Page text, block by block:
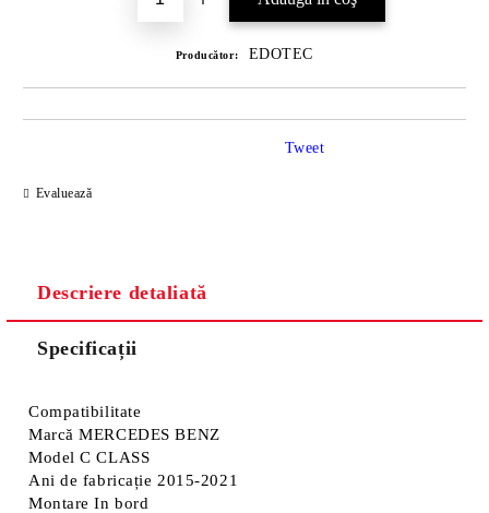
Producător: EDOTEC
Evaluează
Tweet
Descriere detaliată
Specificații
Compatibilitate
Marcă MERCEDES BENZ
Model C CLASS
Ani de fabricație 2015-2021
Montare In bord